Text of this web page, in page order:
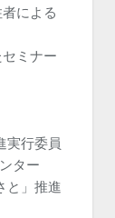
による
ミナー
実行委員
ター
と」推進